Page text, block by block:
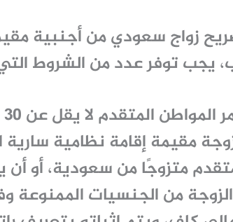
زواج سعودي من أجنبية
يجب توفر عدد من الشروط
المواطن المتقدم لا يقل عن 30 سنة ولا يزيد على 70 سنة
مقيمة إقامة نظامية سارية
متزوجًا من سعودية، أو
من الجنسيات الممنوعة